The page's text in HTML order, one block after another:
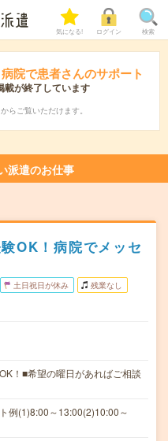
気になる! ログイン 検索
院で患者さんのサポート
載が終了しています
からご覧いただけます。
派遣のお仕事
OK！病院でメッセ
土日祝日が休み 残業なし
！■希望の曜日があればご相談
例(1)8:00～13:00(2)10:00～